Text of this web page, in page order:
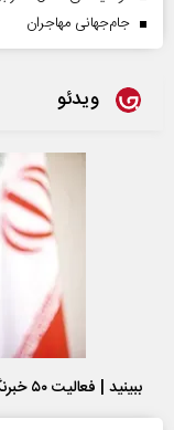
جام‌جهانی مهاجران
ویدئو
ببینید | فعالیت ۵۰ خبرنگار صداوسیما به صورت خوداتکا در ایام جنگ